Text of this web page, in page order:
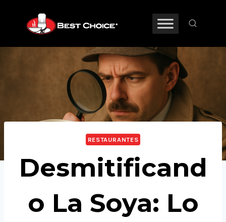
RESTAURANTES
Desmitificand
o La Soya: Lo